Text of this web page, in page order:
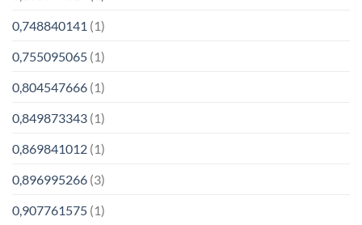
0,748840141 (1)
0,755095065 (1)
0,804547666 (1)
0,849873343 (1)
0,869841012 (1)
0,896995266 (3)
0,907761575 (1)